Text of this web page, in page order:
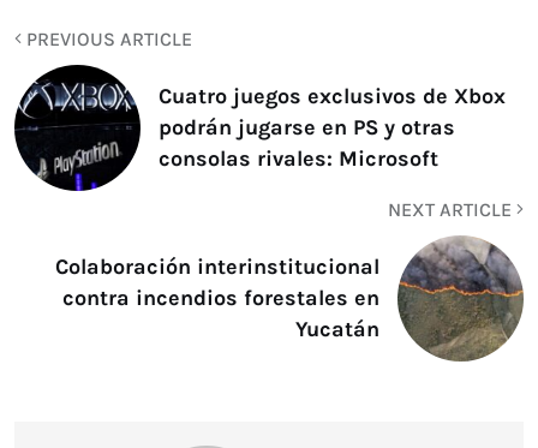
PREVIOUS ARTICLE
Cuatro juegos exclusivos de Xbox
podrán jugarse en PS y otras
consolas rivales: Microsoft
NEXT ARTICLE
Colaboración interinstitucional
contra incendios forestales en
Yucatán